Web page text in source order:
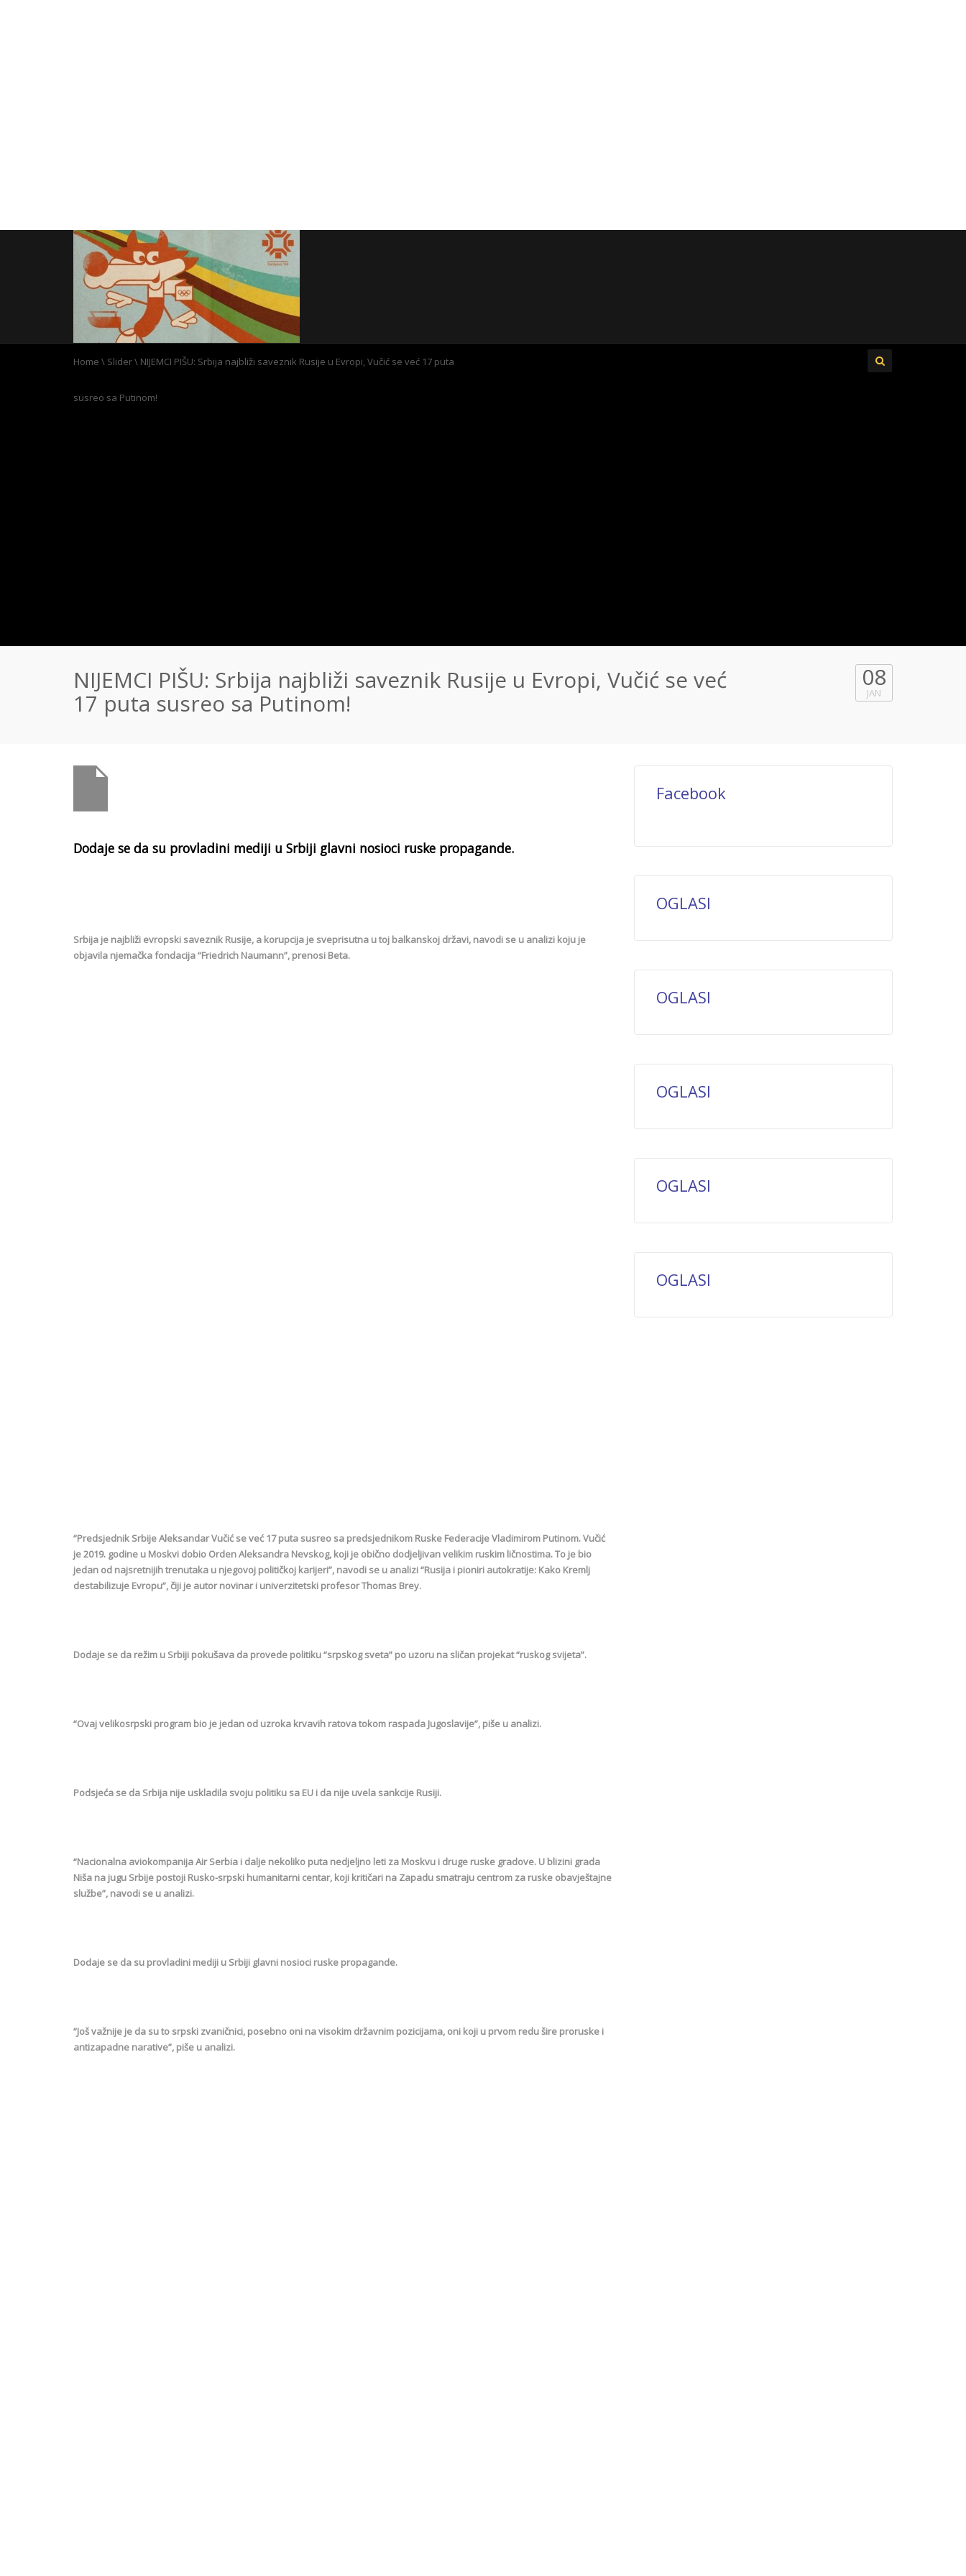
Home \ Slider\ NIJEMCI PIŠU: Srbija najbliži saveznik Rusije u Evropi, Vučić se već 17 puta
susreo sa Putinom!
NIJEMCI PIŠU: Srbija najbliži saveznik Rusije u Evropi, Vučić se već
17 puta susreo sa Putinom!
08
JAN
Dodaje se da su provladini mediji u Srbiji glavni nosioci ruske propagande.
Srbija je najbliži evropski saveznik Rusije, a korupcija je sveprisutna u toj balkanskoj državi, navodi se u analizi koju je
objavila njemačka fondacija “Friedrich Naumann”, prenosi Beta.
“Predsjednik Srbije Aleksandar Vučić se već 17 puta susreo sa predsjednikom Ruske Federacije Vladimirom Putinom. Vučić
je 2019. godine u Moskvi dobio Orden Aleksandra Nevskog, koji je obično dodjeljivan velikim ruskim ličnostima. To je bio
jedan od najsretnijih trenutaka u njegovoj političkoj karijeri”, navodi se u analizi “Rusija i pioniri autokratije: Kako Kremlj
destabilizuje Evropu”, čiji je autor novinar i univerzitetski profesor Thomas Brey.
Dodaje se da režim u Srbiji pokušava da provede politiku “srpskog sveta” po uzoru na sličan projekat “ruskog svijeta”.
“Ovaj velikosrpski program bio je jedan od uzroka krvavih ratova tokom raspada Jugoslavije”, piše u analizi.
Podsjeća se da Srbija nije uskladila svoju politiku sa EU i da nije uvela sankcije Rusiji.
“Nacionalna aviokompanija Air Serbia i dalje nekoliko puta nedjeljno leti za Moskvu i druge ruske gradove. U blizini grada
Niša na jugu Srbije postoji Rusko-srpski humanitarni centar, koji kritičari na Zapadu smatraju centrom za ruske obavještajne
službe”, navodi se u analizi.
Dodaje se da su provladini mediji u Srbiji glavni nosioci ruske propagande.
“Još važnije je da su to srpski zvaničnici, posebno oni na visokim državnim pozicijama, oni koji u prvom redu šire proruske i
antizapadne narative”, piše u analizi.
Facebook
OGLASI
OGLASI
OGLASI
OGLASI
OGLASI